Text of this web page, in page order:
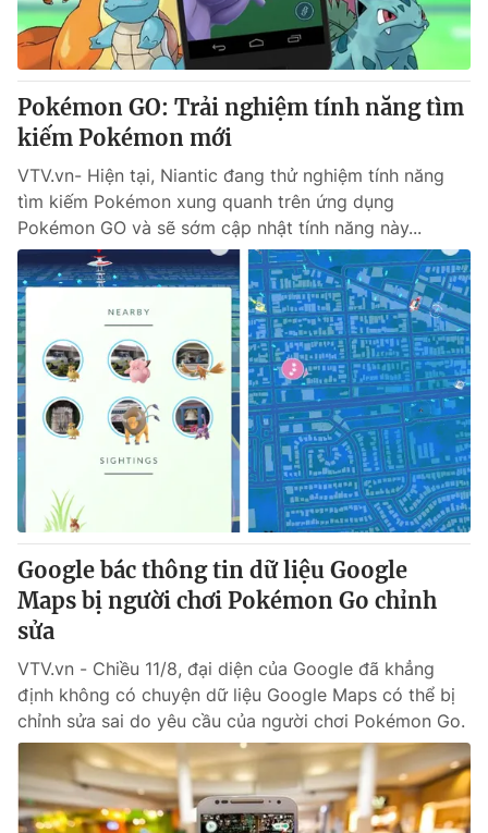
Pokémon GO: Trải nghiệm tính năng tìm
kiếm Pokémon mới
VTV.vn- Hiện tại, Niantic đang thử nghiệm tính năng
tìm kiếm Pokémon xung quanh trên ứng dụng
Pokémon GO và sẽ sớm cập nhật tính năng này...
Google bác thông tin dữ liệu Google
Maps bị người chơi Pokémon Go chỉnh
sửa
VTV.vn - Chiều 11/8, đại diện của Google đã khẳng
định không có chuyện dữ liệu Google Maps có thể bị
chỉnh sửa sai do yêu cầu của người chơi Pokémon Go.